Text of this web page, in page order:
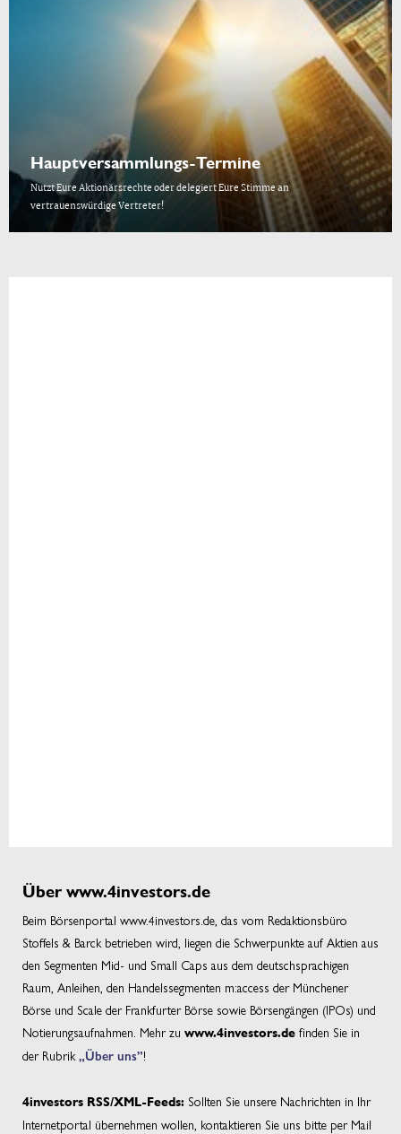
Hauptversammlungs-Termine
Nutzt Eure Aktionärsrechte oder delegiert Eure Stimme an
vertrauenswürdige Vertreter!
Über www.4investors.de
Beim Börsenportal www.4investors.de, das vom Redaktionsbüro
Stoffels & Barck betrieben wird, liegen die Schwerpunkte auf Aktien aus
den Segmenten Mid- und Small Caps aus dem deutschsprachigen
Raum, Anleihen, den Handelssegmenten m:access der Münchener
Börse und Scale der Frankfurter Börse sowie Börsengängen (IPOs) und
Notierungsaufnahmen. Mehr zu www.4investors.de finden Sie in
der Rubrik „Über uns”!
4investors RSS/XML-Feeds: Sollten Sie unsere Nachrichten in Ihr
Internetportal übernehmen wollen, kontaktieren Sie uns bitte per Mail